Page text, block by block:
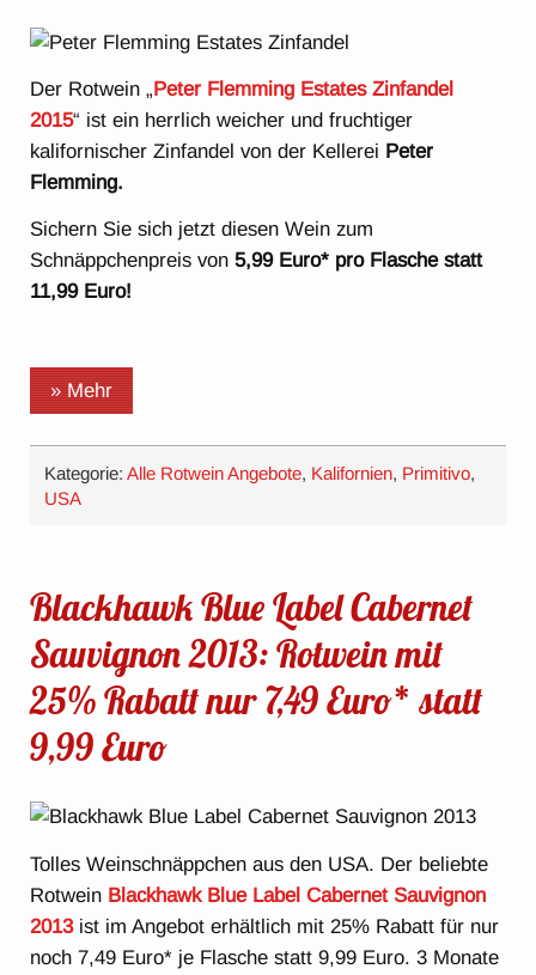
Der Rotwein „Peter Flemming Estates Zinfandel
2015“ ist ein herrlich weicher und fruchtiger
kalifornischer Zinfandel von der Kellerei Peter
Flemming.
Sichern Sie sich jetzt diesen Wein zum
Schnäppchenpreis von5,99 Euro* pro Flasche statt
11,99 Euro!
» Mehr
Kategorie:Alle Rotwein Angebote, Kalifornien, Primitivo,
USA
Blackhawk Blue Label Cabernet
Sauvignon 2013: Rotwein mit
25% Rabatt nur 7,49 Euro* statt
9,99 Euro
Tolles Weinschnäppchen aus den USA. Der beliebte
Rotwein Blackhawk Blue Label Cabernet Sauvignon
2013ist im Angebot erhältlich mit 25% Rabatt für nur
noch 7,49 Euro* je Flasche statt 9,99 Euro. 3 Monate